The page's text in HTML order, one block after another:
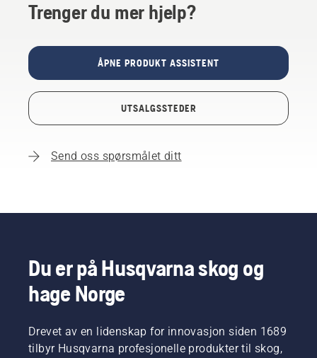
Trenger du mer hjelp?
ÅPNE PRODUKT ASSISTENT
UTSALGSSTEDER
Send oss spørsmålet ditt
Du er på Husqvarna skog og
hage Norge
Drevet av en lidenskap for innovasjon siden 1689
tilbyr Husqvarna profesjonelle produkter til skog,